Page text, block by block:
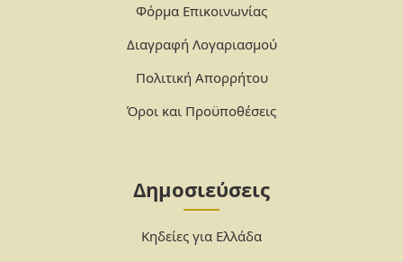
Φόρμα Επικοινωνίας
Διαγραφή Λογαριασμού
Πολιτική Απορρήτου
Όροι και Προϋποθέσεις
Δημοσιεύσεις
Κηδείες για Ελλάδα